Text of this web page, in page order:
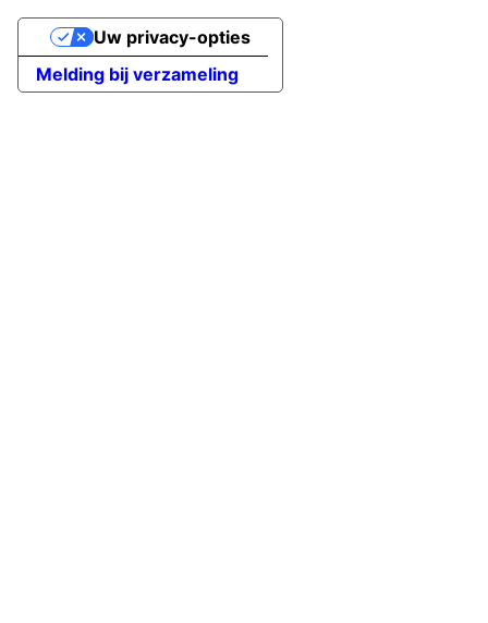
Melding bij verzameling
Uw privacy-opties